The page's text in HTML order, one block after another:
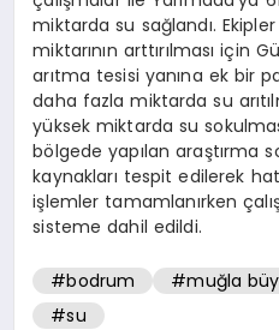
miktarda su sağlandı. Ekipler
miktarının arttırılması için
arıtma tesisi yanına ek bir
daha fazla miktarda su
yüksek miktarda su
bölgede yapılan araştırma
kaynakları tespit edilerek
işlemler tamamlanırken
sisteme dahil edildi.
#bodrum #muğla
#su